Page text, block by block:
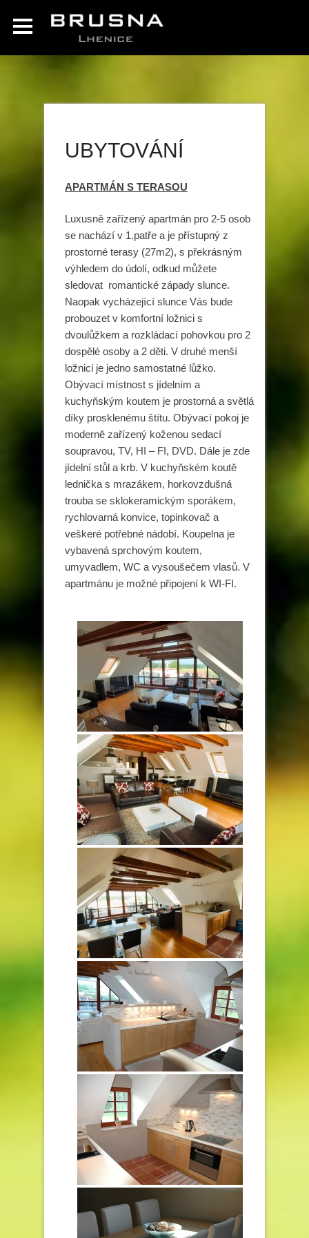
UBYTOVÁNÍ
APARTMÁN S TERASOU
Luxusně zařízený apartmán pro 2-5 osob
se nachází v 1.patře a je přístupný z
prostorné terasy (27m2), s překrásným
výhledem do údolí, odkud můžete
sledovat romantické západy slunce.
Naopak vycházející slunce Vás bude
probouzet v komfortní ložnici s
dvoulůžkem a rozkládací pohovkou pro 2
dospělé osoby a 2 děti. V druhé menší
ložnici je jedno samostatné lůžko.
Obývací místnost s jídelním a
kuchyňským koutem je prostorná a světlá
díky prosklenému štítu. Obývací pokoj je
moderně zařízený koženou sedací
soupravou, TV, HI – FI, DVD. Dále je zde
jídelní stůl a krb. V kuchyňském koutě
lednička s mrazákem, horkovzdušná
trouba se sklokeramickým sporákem,
rychlovarná konvice, topinkovač a
veškeré potřebné nádobí. Koupelna je
vybavená sprchovým koutem,
umyvadlem, WC a vysoušečem vlasů. V
apartmánu je možné připojení k WI-FI.